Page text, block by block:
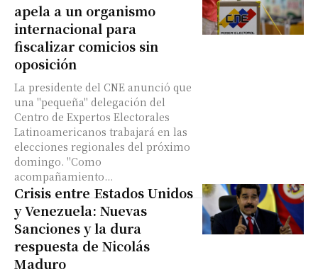
apela a un organismo
internacional para
fiscalizar comicios sin
oposición
La presidente del CNE anunció que
una "pequeña" delegación del
Centro de Expertos Electorales
Latinoamericanos trabajará en las
elecciones regionales del próximo
domingo. "Como
acompañamiento...
Crisis entre Estados Unidos
y Venezuela: Nuevas
Sanciones y la dura
respuesta de Nicolás
Maduro